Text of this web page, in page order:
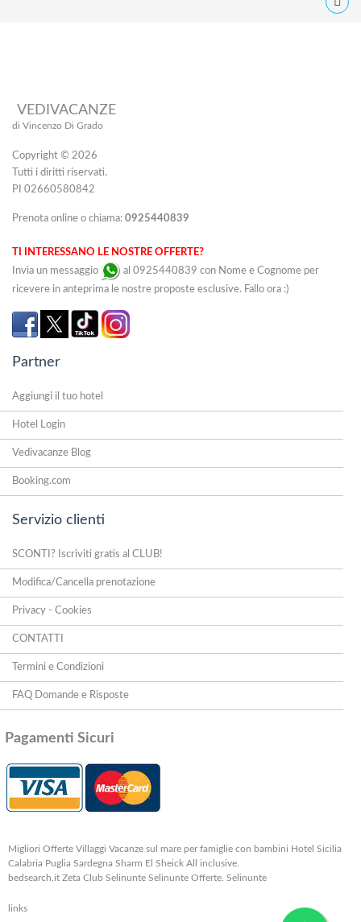
VEDIVACANZE
di Vincenzo Di Grado
Copyright © 2026
Tutti i diritti riservati.
PI 02660580842
Prenota online o chiama: 0925440839
TI INTERESSANO LE NOSTRE OFFERTE?
Invia un messaggio
al 0925440839 con Nome e Cognome per
ricevere in anteprima le nostre proposte esclusive. Fallo ora :)
Partner
Aggiungi il tuo hotel
Hotel Login
Vedivacanze Blog
Booking.com
Servizio clienti
SCONTI? Iscriviti gratis al CLUB!
Modifica/Cancella prenotazione
Privacy - Cookies
CONTATTI
Termini e Condizioni
FAQ Domande e Risposte
Pagamenti Sicuri
Migliori Offerte Villaggi Vacanze sul mare per famiglie con bambini Hotel Sicilia
Calabria Puglia Sardegna Sharm El Sheick All inclusive.
bedsearch.it Zeta Club Selinunte Selinunte Offerte. Selinunte
links